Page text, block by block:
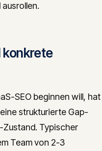
konkrete
SEO beginnen will, hat
strukturierte Gap-
Zustand. Typischer
Team von 2-3